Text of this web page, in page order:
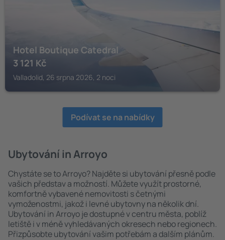
Hotel Boutique Catedral
3 121 Kč
Valladolid, 26 srpna 2026, 2 noci
Podívat se na nabídky
Ubytování in Arroyo
Chystáte se to Arroyo? Najděte si ubytování přesně podle
vašich představ a možností. Můžete využít prostorné,
komfortně vybavené nemovitosti s četnými
vymoženostmi, jakož i levné ubytovny na několik dní.
Ubytování in Arroyo je dostupné v centru města, poblíž
letiště i v méně vyhledávaných okresech nebo regionech.
Přizpůsobte ubytování vašim potřebám a dalším plánům.